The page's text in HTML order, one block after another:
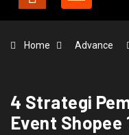
Home Advance
4 Strategi
Event Shopee